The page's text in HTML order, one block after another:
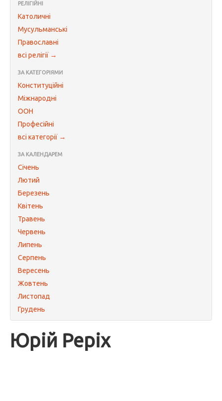
РЕЛІГІЙНІ
Католичні
Мусульманські
Православні
всі релігії →
ЗА КАТЕГОРІЯМИ
Конституційні
Міжнародні
ООН
Професійні
всі категорії →
ЗА КАЛЕНДАРЕМ
Січень
Лютий
Березень
Квітень
Травень
Червень
Липень
Серпень
Вересень
Жовтень
Листопад
Грудень
Юрій Реріх